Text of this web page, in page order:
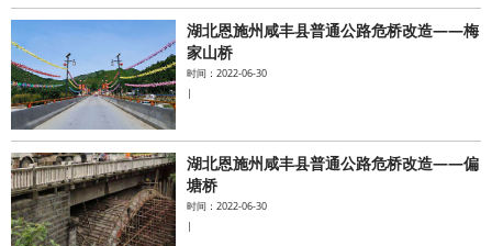
湖北恩施州咸丰县普通公路危桥改造——梅
家山桥
时间：2022-06-30
|
湖北恩施州咸丰县普通公路危桥改造——偏
塘桥
时间：2022-06-30
|